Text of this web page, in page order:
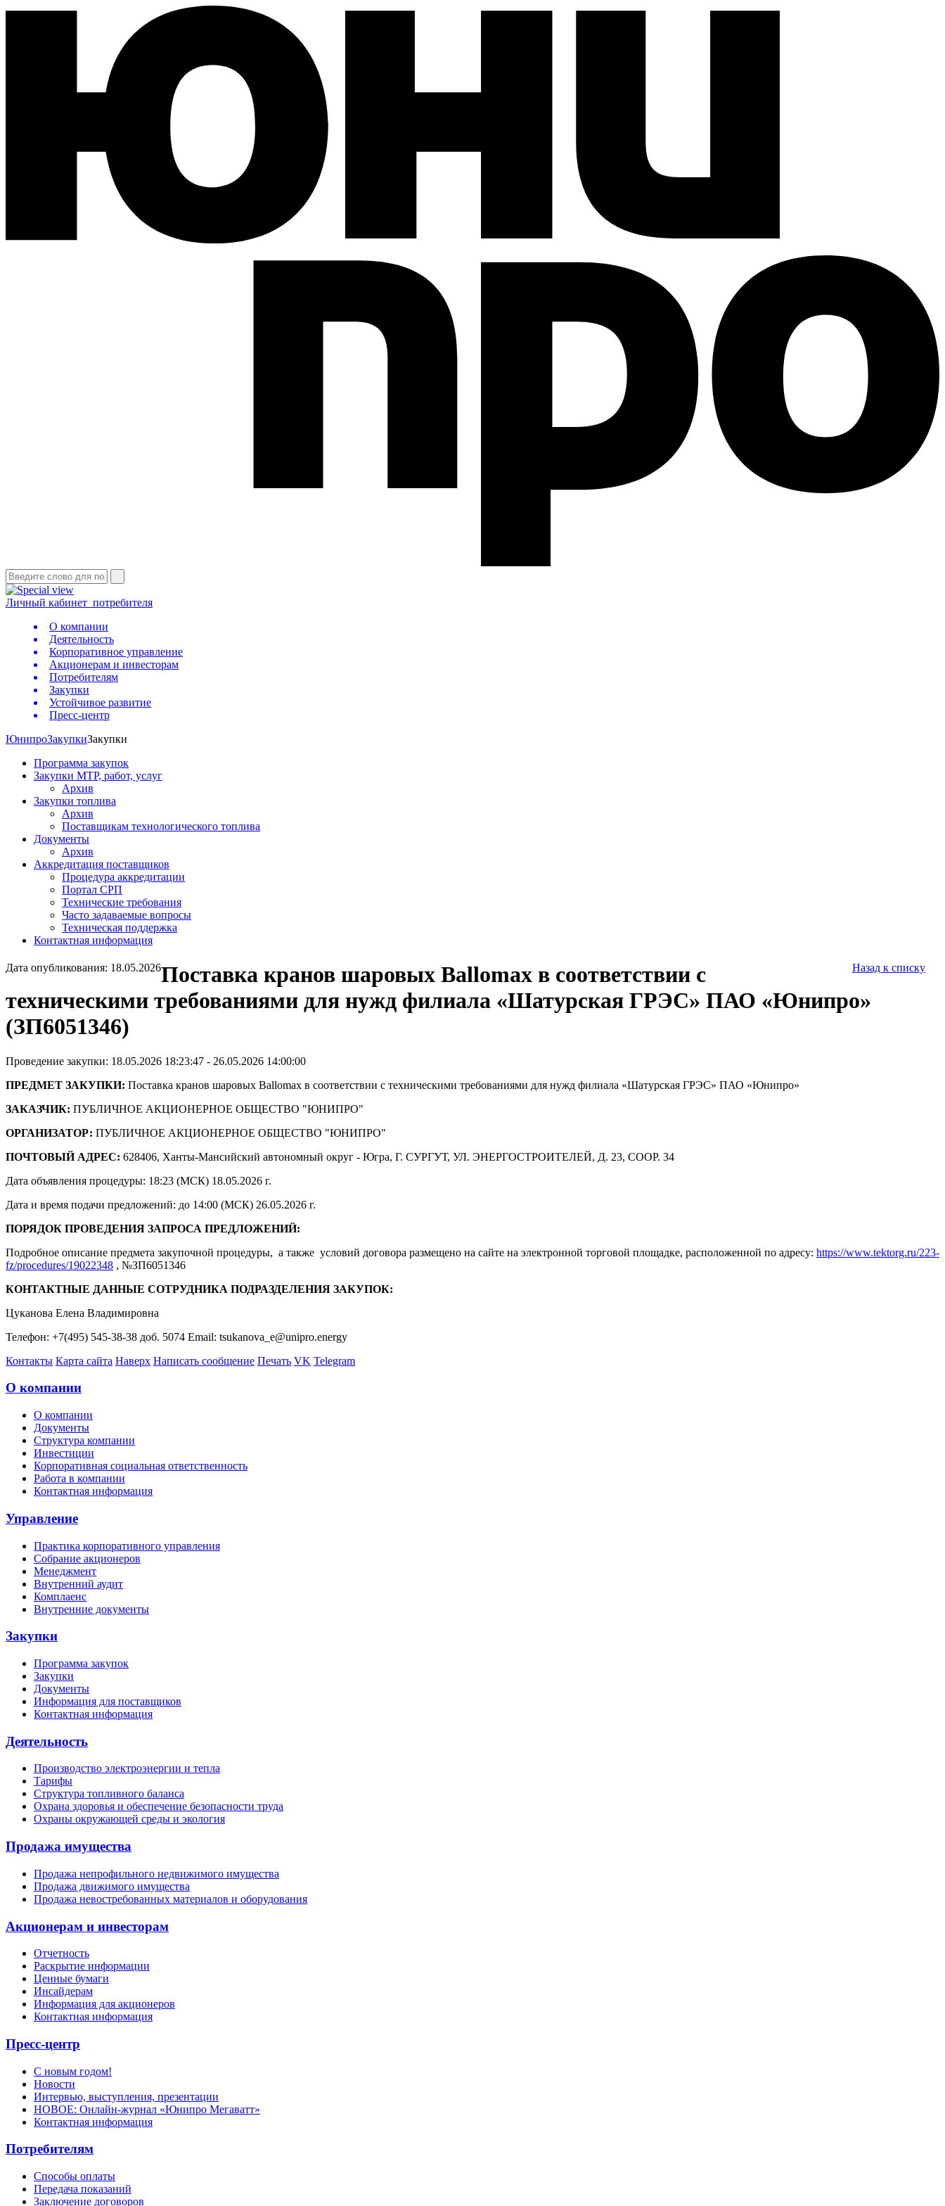
Личный кабинет потребителя
О компании
Деятельность
Корпоративное управление
Акционерам и инвесторам
Потребителям
Закупки
Устойчивое развитие
Пресс-центр
ЮнипроЗакупкиЗакупки
Программа закупок
Закупки МТР, работ, услуг
Архив
Закупки топлива
Архив
Поставщикам технологического топлива
Документы
Архив
Аккредитация поставщиков
Процедура аккредитации
Портал СРП
Технические требования
Часто задаваемые вопросы
Техническая поддержка
Контактная информация
Дата опубликования: 18.05.2026 Назад к списку
Поставка кранов шаровых Ballomax в соответствии с
техническими требованиями для нужд филиала «Шатурская ГРЭС» ПАО «Юнипро»
(ЗП6051346)
Проведение закупки: 18.05.2026 18:23:47 - 26.05.2026 14:00:00
ПРЕДМЕТ ЗАКУПКИ: Поставка кранов шаровых Ballomax в соответствии с техническими требованиями для нужд филиала «Шатурская ГРЭС» ПАО «Юнипро»
ЗАКАЗЧИК: ПУБЛИЧНОЕ АКЦИОНЕРНОЕ ОБЩЕСТВО "ЮНИПРО"
ОРГАНИЗАТОР: ПУБЛИЧНОЕ АКЦИОНЕРНОЕ ОБЩЕСТВО "ЮНИПРО"
ПОЧТОВЫЙ АДРЕС: 628406, Ханты-Мансийский автономный округ - Югра, Г. СУРГУТ, УЛ. ЭНЕРГОСТРОИТЕЛЕЙ, Д. 23, СООР. 34
Дата объявления процедуры: 18:23 (МСК) 18.05.2026 г.
Дата и время подачи предложений: до 14:00 (МСК) 26.05.2026 г.
ПОРЯДОК ПРОВЕДЕНИЯ ЗАПРОСА ПРЕДЛОЖЕНИЙ:
Подробное описание предмета закупочной процедуры, а также условий договора размещено на сайте на электронной торговой площадке, расположенной по адресу: https://www.tektorg.ru/223-
fz/procedures/19022348 , №ЗП6051346
КОНТАКТНЫЕ ДАННЫЕ СОТРУДНИКА ПОДРАЗДЕЛЕНИЯ ЗАКУПОК:
Цуканова Елена Владимировна
Телефон: +7(495) 545-38-38 доб. 5074 Email: tsukanova_e@unipro.energy
Контакты Карта сайта Наверх Написать сообщение Печать VK Telegram
О компании
О компании
Документы
Структура компании
Инвестиции
Корпоративная социальная ответственность
Работа в компании
Контактная информация
Управление
Практика корпоративного управления
Собрание акционеров
Менеджмент
Внутренний аудит
Комплаенс
Внутренние документы
Закупки
Программа закупок
Закупки
Документы
Информация для поставщиков
Контактная информация
Деятельность
Производство электроэнергии и тепла
Тарифы
Структура топливного баланса
Охрана здоровья и обеспечение безопасности труда
Охраны окружающей среды и экология
Продажа имущества
Продажа непрофильного недвижимого имущества
Продажа движимого имущества
Продажа невостребованных материалов и оборудования
Акционерам и инвесторам
Отчетность
Раскрытие информации
Ценные бумаги
Инсайдерам
Информация для акционеров
Контактная информация
Пресс-центр
С новым годом!
Новости
Интервью, выступления, презентации
НОВОЕ: Онлайн-журнал «Юнипро Мегаватт»
Контактная информация
Потребителям
Способы оплаты
Передача показаний
Заключение договоров